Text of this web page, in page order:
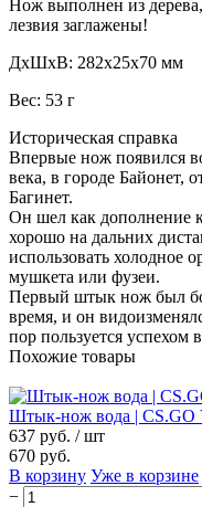
Нож выполнен из
лезвия заглажены!
ДxШxВ: 282x25x70 мм
Вес: 53 г
Историческая справка
Впервые нож появился
века, в городе Байонет,
Багинет.
Он шел как дополнение
хорошо на дальних
использовать холодное
мушкета или фузеи.
Первый штык нож был
время, и он
пор пользуется успехом
Похожие товары
Штык-нож вода | CS.GO
637 руб. / шт
670 руб.
В корзину Уже в корзине
−